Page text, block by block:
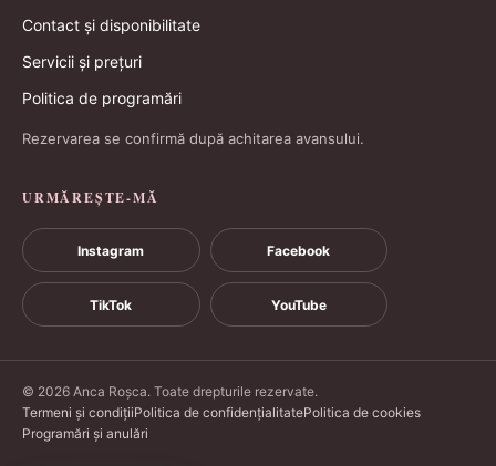
Contact și disponibilitate
Servicii și prețuri
Politica de programări
Rezervarea se confirmă după achitarea avansului.
URMĂREȘTE-MĂ
Instagram Facebook
TikTok YouTube
© 2026 Anca Roșca. Toate drepturile rezervate.
Termeni și condițiiPolitica de confidențialitatePolitica de cookies
Programări și anulări